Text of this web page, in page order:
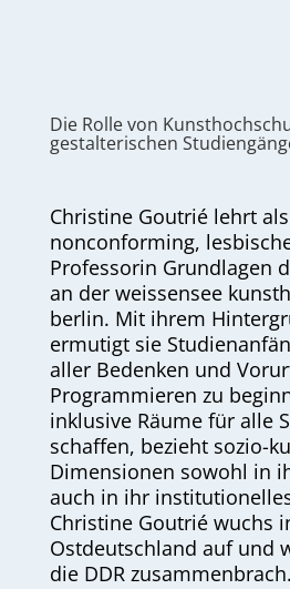
Die Rolle von
gestalterischen
Christine Goutrié lehrt
nonconforming,
Professorin Grundlagen
an der weissensee
berlin. Mit ihrem
ermutigt sie
aller Bedenken und
Programmieren zu
inklusive Räume für alle
schaffen, bezieht sozio-
Dimensionen sowohl in
auch in ihr
Christine Goutrié wuchs
Ostdeutschland auf und
die DDR zusammenbrach.